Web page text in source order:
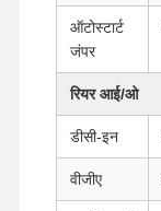
ऑटोस्टार्ट
जंपर
रियर आई/ओ
डीसी-इन
वीजीए